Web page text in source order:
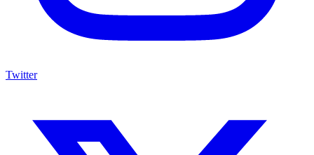
Twitter